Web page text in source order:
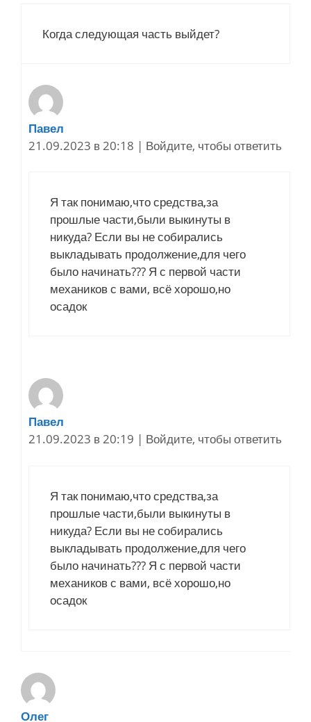
Когда следующая часть выйдет?
Павел
21.09.2023 в 20:18 | Войдите, чтобы ответить
Я так понимаю,что средства,за
прошлые части,были выкинуты в
никуда? Если вы не собирались
выкладывать продолжение,для чего
было начинать??? Я с первой части
механиков с вами, всё хорошо,но
осадок
Павел
21.09.2023 в 20:19 | Войдите, чтобы ответить
Я так понимаю,что средства,за
прошлые части,были выкинуты в
никуда? Если вы не собирались
выкладывать продолжение,для чего
было начинать??? Я с первой части
механиков с вами, всё хорошо,но
осадок
Олег